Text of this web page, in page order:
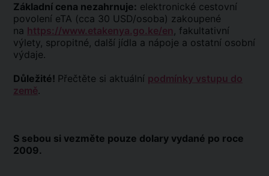
Základní cena nezahrnuje: elektronické cestovní
povolení eTA (cca 30 USD/osoba) zakoupené
na https://www.etakenya.go.ke/en , fakultativní
výlety, spropitné, další jídla a nápoje a ostatní osobní
výdaje.
Důležité! Přečtěte si aktuální podmínky vstupu do
země.
S sebou si vezměte pouze dolary vydané po roce
2009.